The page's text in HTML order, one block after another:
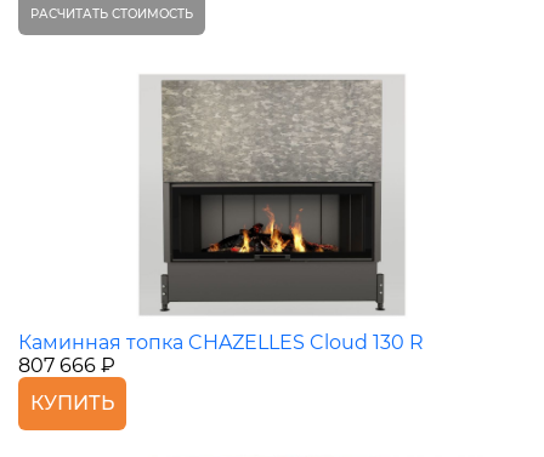
РАСЧИТАТЬ СТОИМОСТЬ
Каминная топка CHAZELLES Cloud 130 R
807 666 ₽
КУПИТЬ